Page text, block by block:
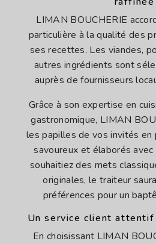
LIMAN BOUCHERIE
particulière à la qualité des
ses recettes. Les viandes,
autres ingrédients sont
auprès de fournisseurs
Grâce à son expertise en
gastronomique, LIMAN
les papilles de vos invités
savoureux et élaborés avec
souhaitiez des mets
originales, le traiteur
préférences pour un
Un service client
En choisissant LIMAN